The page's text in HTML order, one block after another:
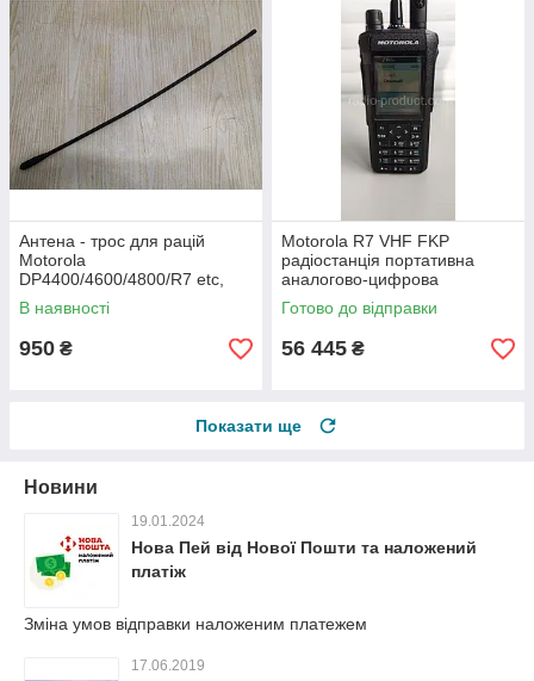
Антена - трос для рацій
Motorola
DP4400/4600/4800/R7 etc,
VHF
В наявності
950 ₴
Motorola R7 VHF FKP
радіостанція портативна
аналогово-цифрова
Готово до відправки
56 445 ₴
Показати ще
Новини
19.01.2024
Нова Пей від Нової Пошти та наложений
платіж
Зміна умов відправки наложеним платежем
17.06.2019